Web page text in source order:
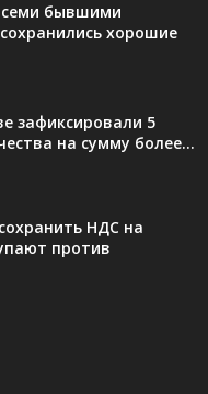
бывшими
хорошие
зафиксировали 5
на сумму более...
НДС на
против